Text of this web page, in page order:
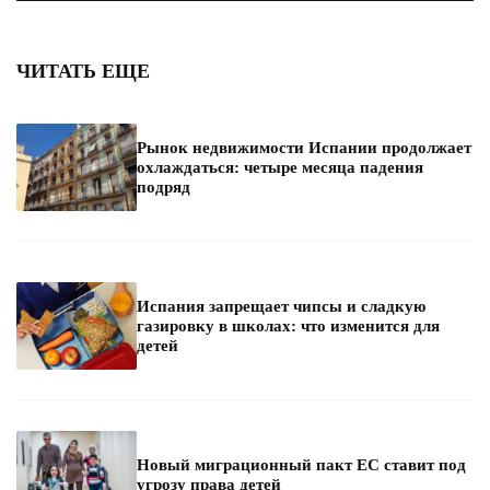
ЧИТАТЬ ЕЩЕ
Рынок недвижимости Испании продолжает
охлаждаться: четыре месяца падения
подряд
Испания запрещает чипсы и сладкую
газировку в школах: что изменится для
детей
Новый миграционный пакт ЕС ставит под
угрозу права детей